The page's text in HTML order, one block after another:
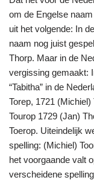
om de Engelse
uit het volgende: In
naam nog juist
Thorp. Maar in de
vergis­sing gemaakt:
“Tabitha” in de
Torep, 1721
Tourop 1729 (Jan)
Toerop. Uiteindelijk
spelling: (Michiel)
het voorgaande valt
verscheidene